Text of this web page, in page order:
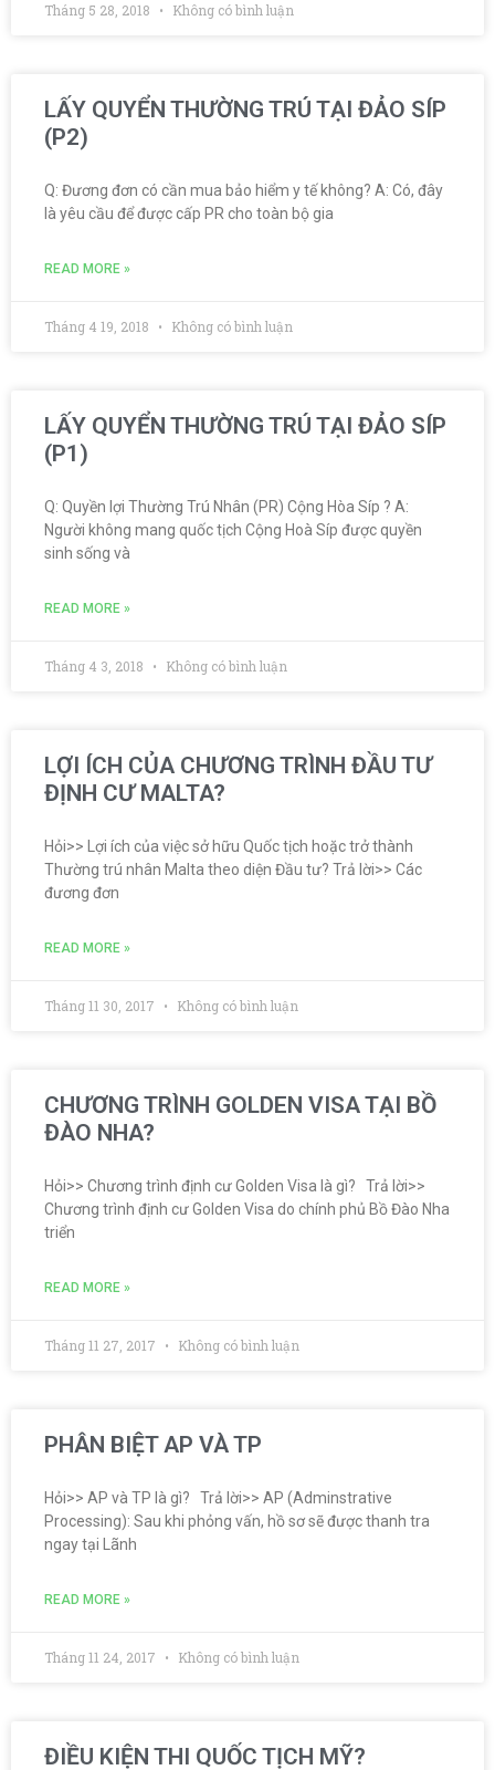
Tháng 5 28, 2018 Không có bình luận
LẤY QUYỂN THƯỜNG TRÚ TẠI ĐẢO SÍP
(P2)
Q: Đương đơn có cần mua bảo hiểm y tế không? A: Có, đây
là yêu cầu để được cấp PR cho toàn bộ gia
READ MORE »
Tháng 4 19, 2018 Không có bình luận
LẤY QUYỂN THƯỜNG TRÚ TẠI ĐẢO SÍP
(P1)
Q: Quyền lợi Thường Trú Nhân (PR) Cộng Hòa Síp ? A:
Người không mang quốc tịch Cộng Hoà Síp được quyền
sinh sống và
READ MORE »
Tháng 4 3, 2018 Không có bình luận
LỢI ÍCH CỦA CHƯƠNG TRÌNH ĐẦU TƯ
ĐỊNH CƯ MALTA?
Hỏi>> Lợi ích của việc sở hữu Quốc tịch hoặc trở thành
Thường trú nhân Malta theo diện Đầu tư? Trả lời>> Các
đương đơn
READ MORE »
Tháng 11 30, 2017 Không có bình luận
CHƯƠNG TRÌNH GOLDEN VISA TẠI BỒ
ĐÀO NHA?
Hỏi>> Chương trình định cư Golden Visa là gì? Trả lời>>
Chương trình định cư Golden Visa do chính phủ Bồ Đào Nha
triển
READ MORE »
Tháng 11 27, 2017 Không có bình luận
PHÂN BIỆT AP VÀ TP
Hỏi>> AP và TP là gì? Trả lời>> AP (Adminstrative
Processing): Sau khi phỏng vấn, hồ sơ sẽ được thanh tra
ngay tại Lãnh
READ MORE »
Tháng 11 24, 2017 Không có bình luận
ĐIỀU KIỆN THI QUỐC TỊCH MỸ?